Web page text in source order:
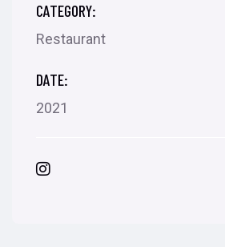
CATEGORY:
Restaurant
DATE:
2021